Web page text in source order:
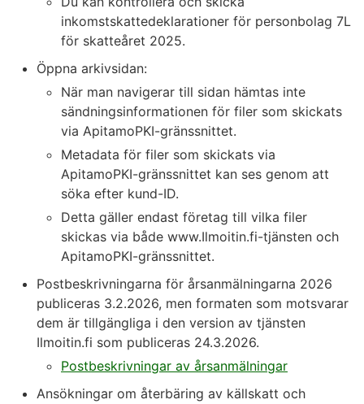
inkomstskattedeklarationer för personbolag 7L
för skatteåret 2025.
Öppna arkivsidan:
När man navigerar till sidan hämtas inte
sändningsinformationen för filer som skickats
via ApitamoPKI-gränssnittet.
Metadata för filer som skickats via
ApitamoPKI-gränssnittet kan ses genom att
söka efter kund-ID.
Detta gäller endast företag till vilka filer
skickas via både www.Ilmoitin.fi-tjänsten och
ApitamoPKI-gränssnittet.
Postbeskrivningarna för årsanmälningarna 2026
publiceras 3.2.2026, men formaten som motsvarar
dem är tillgängliga i den version av tjänsten
Ilmoitin.fi som publiceras 24.3.2026.
Postbeskrivningar av årsanmälningar
Ansökningar om återbäring av källskatt och